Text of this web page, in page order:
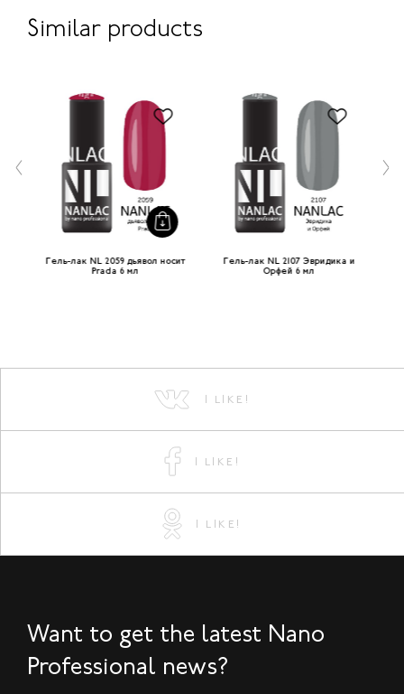
Similar products
Гель-лак NL 2059 дьявол носит
Prada 6 мл
Гель-лак NL 2107 Эвридика и
Орфей 6 мл
I LIKE!
I LIKE!
I LIKE!
Want to get the latest Nano
Professional news?